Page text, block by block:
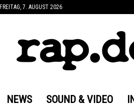
FREITAG, 7. AUGUST 2026
NEWS SOUND & VIDEO